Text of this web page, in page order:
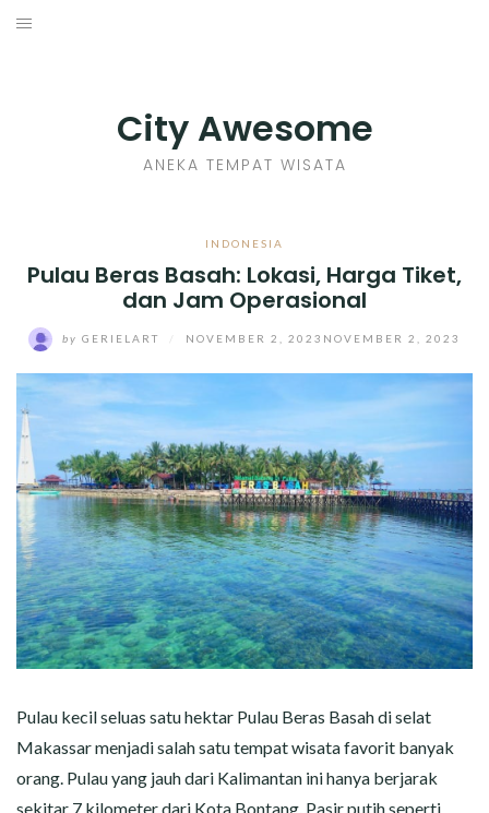
Skip
City Awesome
ANEKA TEMPAT WISATA
INDONESIA
Pulau Beras Basah: Lokasi, Harga Tiket,
dan Jam Operasional
by GERIELART NOVEMBER 2, 2023 NOVEMBER 2, 2023
Pulau kecil seluas satu hektar Pulau Beras Basah di selat
Makassar menjadi salah satu tempat wisata favorit banyak
orang. Pulau yang jauh dari Kalimantan ini hanya berjarak
sekitar 7 kilometer dari Kota Bontang. Pasir putih seperti
SENI KERAJINAN
INFO GAMES
MOVIES REVIEW